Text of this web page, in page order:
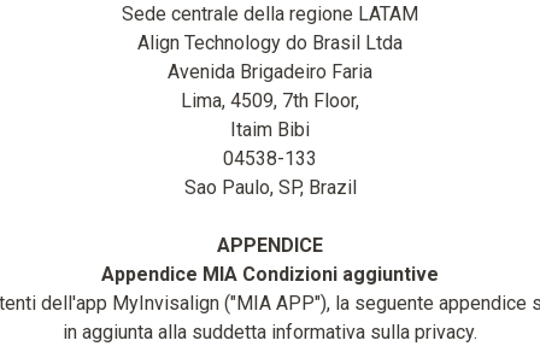
Sede centrale della regione LATAM
Align Technology do Brasil Ltda
Avenida Brigadeiro Faria
Lima, 4509, 7th Floor,
Itaim Bibi
04538-133
Sao Paulo, SP, Brazil
APPENDICE
Appendice MIA Condizioni aggiuntive
dell'app MyInvisalign ("MIA APP"), la seguente appendice
in aggiunta alla suddetta informativa sulla privacy.